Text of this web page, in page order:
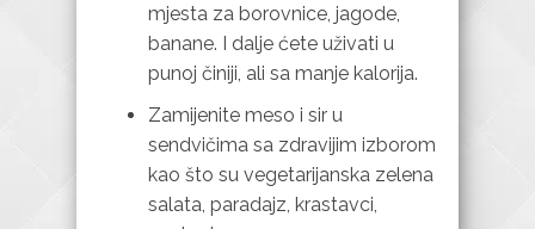
mjesta za borovnice, jagode,
banane. I dalje ćete uživati u
punoj činiji, ali sa manje kalorija.
Zamijenite meso i sir u
sendvičima sa zdravijim izborom
kao što su vegetarijanska zelena
salata, paradajz, krastavci,